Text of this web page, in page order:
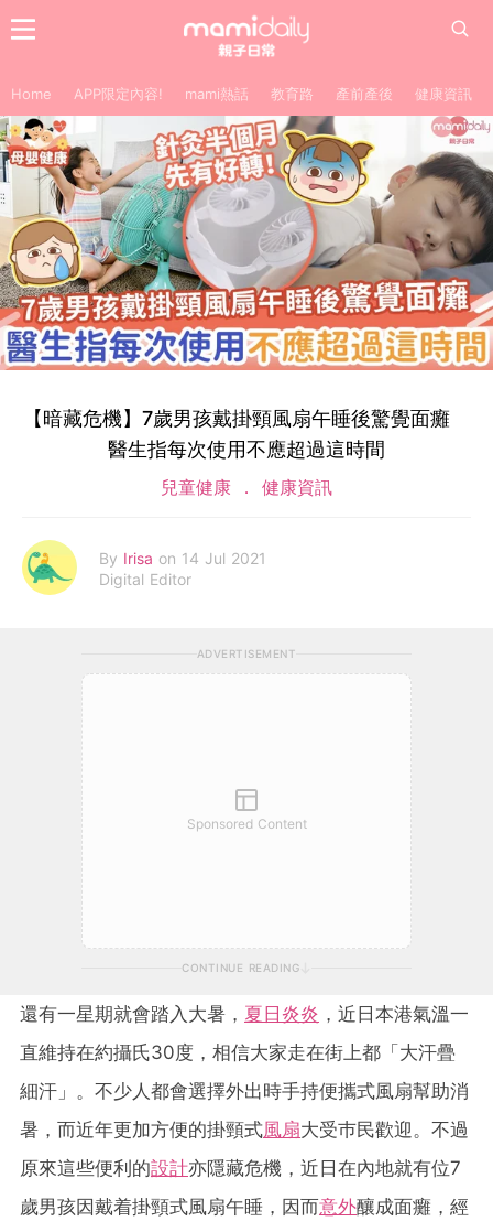
Home APP限定內容! mami熱話 教育路 產前產後 健康資訊
【暗藏危機】7歲男孩戴掛頸風扇午睡後驚覺面癱
醫生指每次使用不應超過這時間
兒童健康 健康資訊
By Irisa on 14 Jul 2021
Digital Editor
ADVERTISEMENT
Sponsored Content
CONTINUE READING
還有一星期就會踏入大暑， 夏日炎炎 ，近日本港氣溫一
直維持在約攝氏30度，相信大家走在街上都「大汗疊
細汗」。不少人都會選擇外出時手持便攜式風扇幫助消
暑，而近年更加方便的掛頸式風扇大受巿民歡迎。不過
原來這些便利的設計亦隱藏危機，近日在內地就有位7
歲男孩因戴着掛頸式風扇午睡，因而意外釀成面癱，經